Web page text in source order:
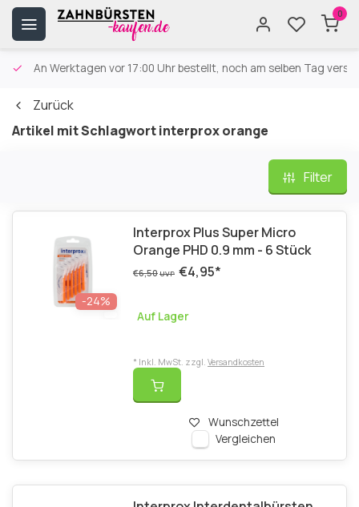
0
An Werktagen vor 17:00 Uhr bestellt, noch am selben Tag
Zurück
Artikel mit Schlagwort interprox orange
Filter
-24%
Interprox Plus Super Micro
Orange PHD 0.9 mm - 6 Stück
€6,50UVP €4,95*
Auf Lager
Wunschzettel
Vergleichen
* Inkl. MwSt. zzgl. Versandkosten